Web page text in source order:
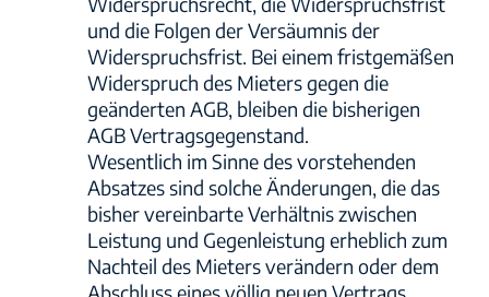
und die Folgen der Versäumnis der
Widerspruchsfrist. Bei einem fristgemäßen
Widerspruch des Mieters gegen die
geänderten AGB, bleiben die bisherigen
AGB Vertragsgegenstand.
Wesentlich im Sinne des vorstehenden
Absatzes sind solche Änderungen, die das
bisher vereinbarte Verhältnis zwischen
Leistung und Gegenleistung erheblich zum
Nachteil des Mieters verändern oder dem